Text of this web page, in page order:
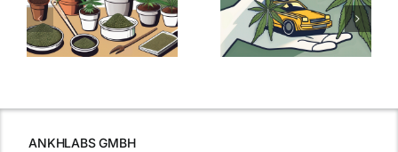
Regelung:
Was Sie über
Cannabis und
müssen
Samen
kaufen: Alles
was Sie
ANKHLABS GMBH